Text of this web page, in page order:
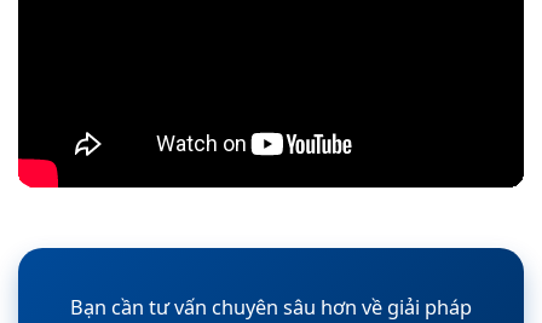
Bạn cần tư vấn chuyên sâu hơn về giải pháp